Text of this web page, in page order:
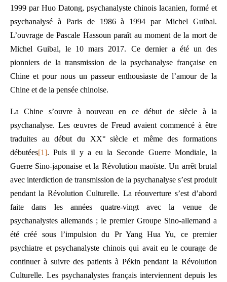
1999 par Huo Datong, psychanalyste chinois lacanien, formé et
psychanalysé à Paris de 1986 à 1994 par Michel Guibal.
L’ouvrage de Pascale Hassoun paraît au moment de la mort de
Michel Guibal, le 10 mars 2017. Ce dernier a été un des
pionniers de la transmission de la psychanalyse française en
Chine et pour nous un passeur enthousiaste de l’amour de la
Chine et de la pensée chinoise.
La Chine s’ouvre à nouveau en ce début de siècle à la
psychanalyse. Les œuvres de Freud avaient commencé à être
traduites au début du XX° siècle et même des formations
débutées[1]. Puis il y a eu la Seconde Guerre Mondiale, la
Guerre Sino-japonaise et la Révolution maoïste. Un arrêt brutal
avec interdiction de transmission de la psychanalyse s’est produit
pendant la Révolution Culturelle. La réouverture s’est d’abord
faite dans les années quatre-vingt avec la venue de
psychanalystes allemands ; le premier Groupe Sino-allemand a
été créé sous l’impulsion du Pr Yang Hua Yu, ce premier
psychiatre et psychanalyste chinois qui avait eu le courage de
continuer à suivre des patients à Pékin pendant la Révolution
Culturelle. Les psychanalystes français interviennent depuis les